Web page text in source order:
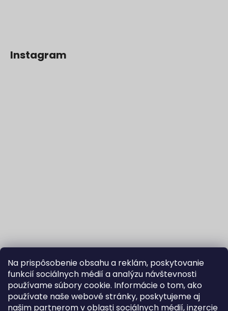
Na prispôsobenie obsahu a reklám, poskytovanie
funkcií sociálnych médií a analýzu návštevnosti
používame súbory cookie. Informácie o tom, ako
používate naše webové stránky, poskytujeme aj
našim partnerom v oblasti sociálnych médií, inzercie
Instagram